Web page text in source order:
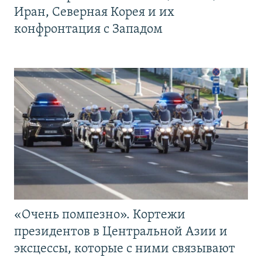
Иран, Северная Корея и их
конфронтация с Западом
«Очень помпезно». Кортежи
президентов в Центральной Азии и
эксцессы, которые с ними связывают